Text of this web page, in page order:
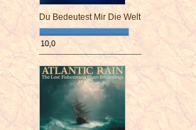
Du Bedeutest Mir Die Welt
10,0
¯¯¯¯¯¯¯¯¯¯¯¯¯¯¯¯¯¯¯¯¯¯¯¯